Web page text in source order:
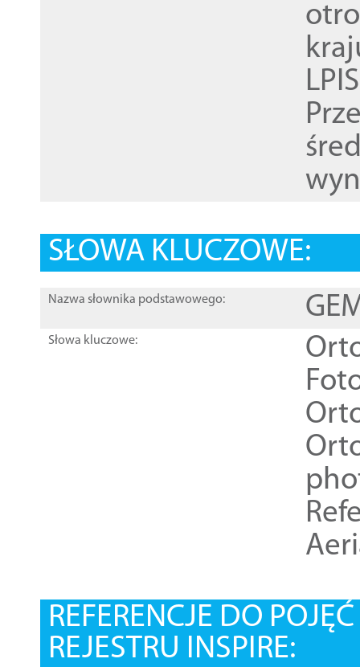
SŁOWA KLUCZOWE:
Nazwa słownika podstawowego:
Słowa kluczowe:
REFERENCJE DO
REJESTRU INSPIRE: